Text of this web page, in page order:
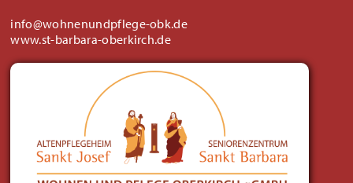
info@wohnenundpflege-obk.de
www.st-barbara-oberkirch.de